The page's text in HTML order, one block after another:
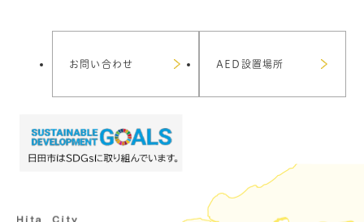
お問い合わせ AED設置場所